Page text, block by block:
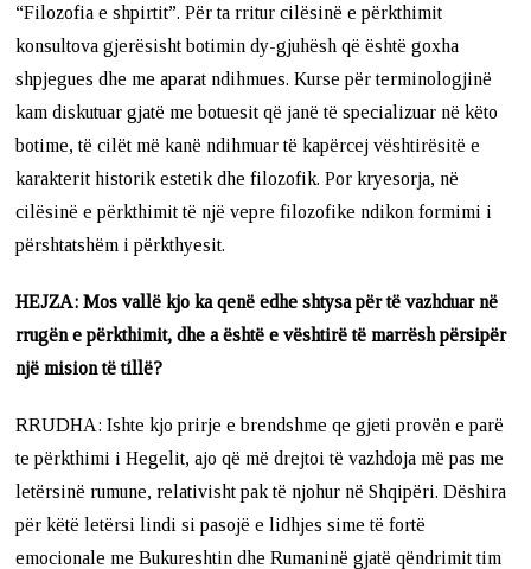
“Filozofia e shpirtit”. Për ta rritur cilësinë e përkthimit
konsultova gjerësisht botimin dy-gjuhësh që është goxha
shpjegues dhe me aparat ndihmues. Kurse për terminologjinë
kam diskutuar gjatë me botuesit që janë të specializuar në këto
botime, të cilët më kanë ndihmuar të kapërcej vështirësitë e
karakterit historik estetik dhe filozofik. Por kryesorja, në
cilësinë e përkthimit të një vepre filozofike ndikon formimi i
përshtatshëm i përkthyesit.
HEJZA: Mos vallë kjo ka qenë edhe shtysa për të vazhduar në
rrugën e përkthimit, dhe a është e vështirë të marrësh përsipër
një mision të tillë?
RRUDHA: Ishte kjo prirje e brendshme qe gjeti provën e parë
te përkthimi i Hegelit, ajo që më drejtoi të vazhdoja më pas me
letërsinë rumune, relativisht pak të njohur në Shqipëri. Dëshira
për këtë letërsi lindi si pasojë e lidhjes sime të fortë
emocionale me Bukureshtin dhe Rumaninë gjatë qëndrimit tim